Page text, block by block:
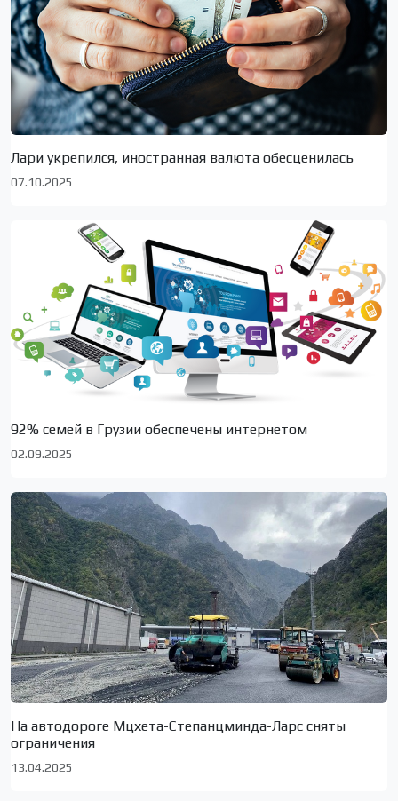
Лари укрепился, иностранная валюта обесценилась
07.10.2025
92% семей в Грузии обеспечены интернетом
02.09.2025
На автодороге Мцхета-Степанцминда-Ларс сняты
ограничения
13.04.2025